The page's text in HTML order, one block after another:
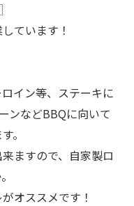
ています！
イン等、ステーキに
ンなどBBQに向いて
。
ますので、自家製ロ
オススメです！